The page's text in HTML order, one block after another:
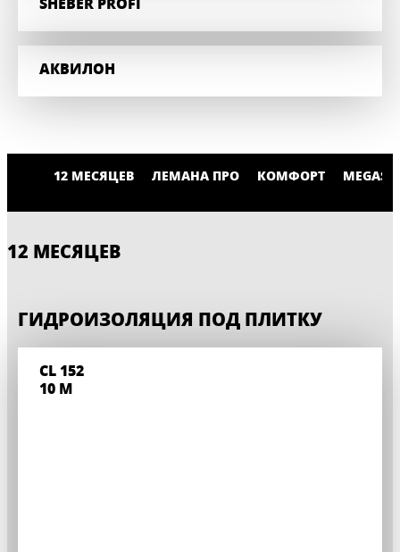
АКВИЛОН
12 МЕСЯЦЕВ ЛЕМАНА ПРО КОМФОРТ
12 МЕСЯЦЕВ
ГИДРОИЗОЛЯЦИЯ ПОД ПЛИТКУ
CL 152
10 M